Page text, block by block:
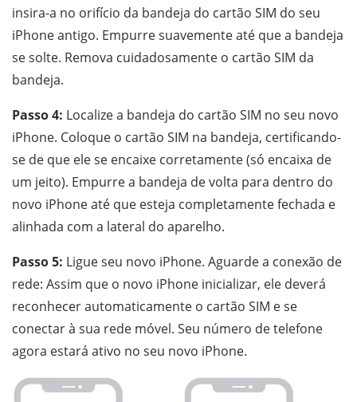
insira-a no orifício da bandeja do cartão SIM do seu
iPhone antigo. Empurre suavemente até que a bandeja
se solte. Remova cuidadosamente o cartão SIM da
bandeja.
Passo 4: Localize a bandeja do cartão SIM no seu novo
iPhone. Coloque o cartão SIM na bandeja, certificando-
se de que ele se encaixe corretamente (só encaixa de
um jeito). Empurre a bandeja de volta para dentro do
novo iPhone até que esteja completamente fechada e
alinhada com a lateral do aparelho.
Passo 5: Ligue seu novo iPhone. Aguarde a conexão de
rede: Assim que o novo iPhone inicializar, ele deverá
reconhecer automaticamente o cartão SIM e se
conectar à sua rede móvel. Seu número de telefone
agora estará ativo no seu novo iPhone.